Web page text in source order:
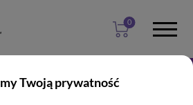
Twoją prywatność
0